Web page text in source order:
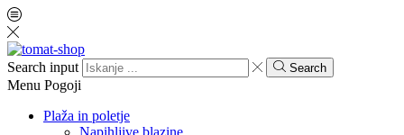
Search input Search
Menu Pogoji
Plaža in poletje